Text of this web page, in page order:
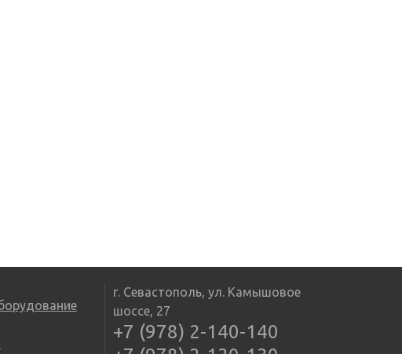
г. Севастополь, ул. Камышовое
шоссе, 27
+7 (978) 2-140-140